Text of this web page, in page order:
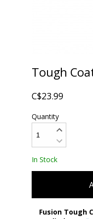
Tough
C$23.99
Quantity
In Stock
Fusion Tough